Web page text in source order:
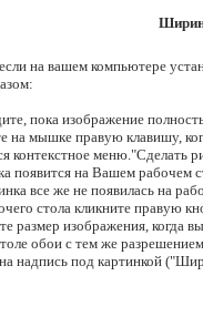
на вашем компьютере
пока изображение
на мышке правую клавишу,
контекстное меню."Сделать
появится на Вашем рабочем
все же не появилась на
стола кликните правую
размер изображения, когда
обои с тем же
на надпись под картинкой